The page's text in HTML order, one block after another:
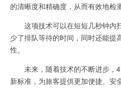
的清晰度和精确度，从而有效地检
这项技术可以在短短几秒钟内
少了排队等待的时间，同时还能提
性。
未来，随着技术的不断进步，
新标准，为旅客提供更加便捷、安